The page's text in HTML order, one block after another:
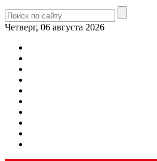
Четверг, 06 августа 2026